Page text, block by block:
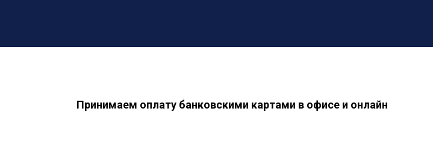
Принимаем оплату банковскими картами в офисе и онлайн